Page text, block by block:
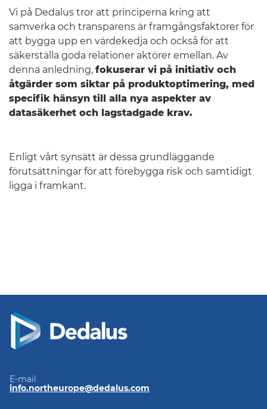
Vi på Dedalus tror att principerna kring att
samverka och transparens är framgångsfaktorer för
att bygga upp en värdekedja och också för att
säkerställa goda relationer aktörer emellan. Av
denna anledning, fokuserar vi på initiativ och
åtgärder som siktar på produktoptimering, med
specifik hänsyn till alla nya aspekter av
datasäkerhet och lagstadgade krav.
Enligt vårt synsätt är dessa grundläggande
förutsättningar för att förebygga risk och samtidigt
ligga i framkant.
E-mail
info.northeurope@dedalus.com